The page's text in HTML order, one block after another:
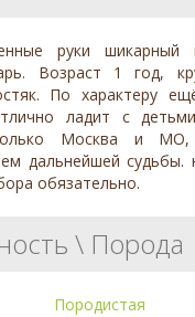
руки шикарный
Возраст 1 год,
По характеру
ладит с
Москва и МО,
дальнейшей судьбы.
обязательно.
\ Порода
Породистая